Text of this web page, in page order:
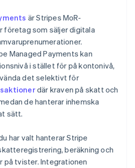
är Stripes MoR-
företag som säljer digitala
Managed Payments kan
i stället för på kontonivå,
det selektivt för
där kraven på skatt och
de hanterar inhemska
sätt.
har valt hanterar Stripe
beräkning och
på tvister. Integrationen